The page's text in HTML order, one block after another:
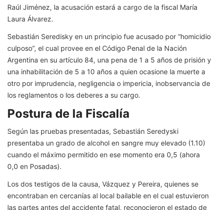
Raúl Jiménez, la acusación estará a cargo de la fiscal María
Laura Álvarez.
Sebastián Seredisky en un principio fue acusado por “homicidio
culposo”, el cual provee en el Código Penal de la Nación
Argentina en su artículo 84, una pena de 1 a 5 años de prisión y
una inhabilitación de 5 a 10 años a quien ocasione la muerte a
otro por imprudencia, negligencia o impericia, inobservancia de
los reglamentos o los deberes a su cargo.
Postura de la Fiscalía
Según las pruebas presentadas, Sebastián Seredyski
presentaba un grado de alcohol en sangre muy elevado (1.10)
cuando el máximo permitido en ese momento era 0,5 (ahora
0,0 en Posadas).
Los dos testigos de la causa, Vázquez y Pereira, quienes se
encontraban en cercanías al local bailable en el cual estuvieron
las partes antes del accidente fatal, reconocieron el estado de